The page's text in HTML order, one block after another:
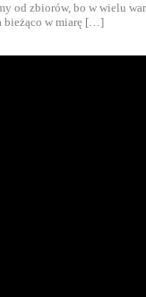
od zbiorów, bo w wielu
bieżąco w miarę […]